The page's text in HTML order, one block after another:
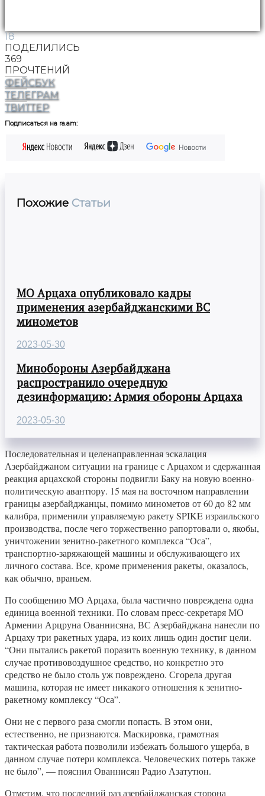
18
ПОДЕЛИЛИСЬ
369
ПРОЧТЕНИЙ
ФЕЙСБУК
ТЕЛЕГРАМ
ТВИТТЕР
Подписаться на ra.am:
Похожие Статьи
МО Арцаха опубликовало кадры
применения азербайджанскими ВС
минометов
2023-05-30
Минобороны Азербайджана
распространило очередную
дезинформацию: Армия обороны Арцаха
2023-05-30
Последовательная и целенаправленная эскалация
Азербайджаном ситуации на границе с Арцахом и сдержанная
реакция арцахской стороны подвигли Баку на новую военно-
политическую авантюру. 15 мая на восточном направлении
границы азербайджанцы, помимо минометов от 60 до 82 мм
калибра, применили управляемую ракету SPIKE израильского
производства, после чего торжественно рапортовали о, якобы,
уничтожении зенитно-ракетного комплекса “Оса”,
транспортно-заряжающей машины и обслуживающего их
личного состава. Все, кроме применения ракеты, оказалось,
как обычно, враньем.
По сообщению МО Арцаха, была частично повреждена одна
единица военной техники. По словам пресс-секретаря МО
Армении Арцруна Ованнисяна, ВС Азербайджана нанесли по
Арцаху три ракетных удара, из коих лишь один достиг цели.
“Они пытались ракетой поразить военную технику, в данном
случае противовоздушное средство, но конкретно это
средство не было столь уж повреждено. Сгорела другая
машина, которая не имеет никакого отношения к зенитно-
ракетному комплексу “Оса”.
Они не с первого раза смогли попасть. В этом они,
естественно, не признаются. Маскировка, грамотная
тактическая работа позволили избежать большого ущерба, в
данном случае потери комплекса. Человеческих потерь также
не было”, — пояснил Ованнисян Радио Азатутюн.
Отметим, что последний раз азербайджанская сторона